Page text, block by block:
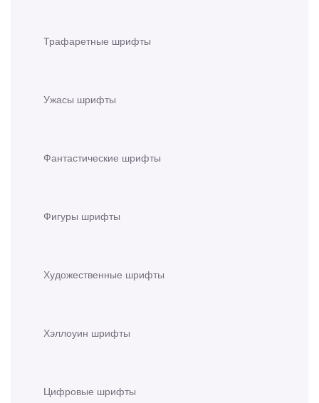
Трафаретные шрифты
Ужасы шрифты
Фантастические шрифты
Фигуры шрифты
Художественные шрифты
Хэллоуин шрифты
Цифровые шрифты